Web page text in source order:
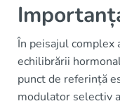
În peisajul
echilibrării
punct de referință
modulator selectiv